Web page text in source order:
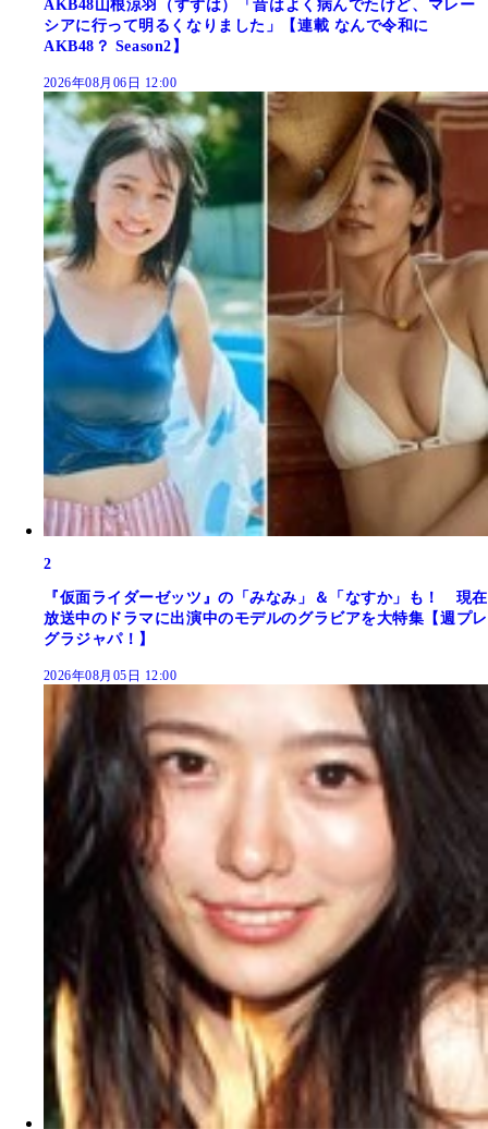
AKB48山根涼羽（すずは）「昔はよく病んでたけど、マレー
シアに行って明るくなりました」【連載 なんで令和に
AKB48？ Season2】
2026年08月06日 12:00
2
『仮面ライダーゼッツ』の「みなみ」＆「なすか」も！ 現在
放送中のドラマに出演中のモデルのグラビアを大特集【週プレ
グラジャパ！】
2026年08月05日 12:00